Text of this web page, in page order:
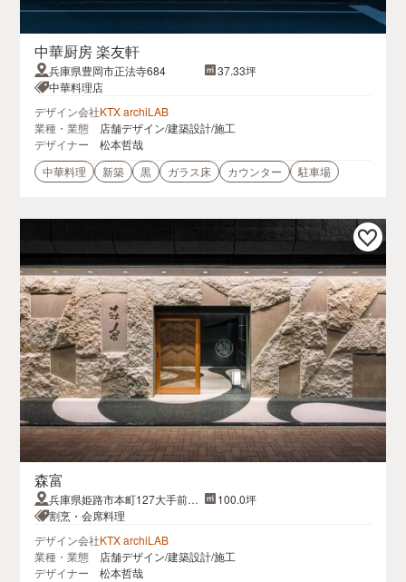
中華厨房 楽友軒
兵庫県豊岡市正法寺684
37.33坪
中華料理店
デザイン会社KTX archiLAB
業種・業態
店舗デザイン/建築設計/施工
デザイナー
松本哲哉
中華料理
新築 黒 ガラス床 カウンター 駐車場
森富
兵庫県姫路市本町127大手前ダ
イネンBLD.Ⅱ1･2Ｆ
100.0坪
割烹・会席料理
デザイン会社KTX archiLAB
業種・業態
店舗デザイン/建築設計/施工
デザイナー
松本哲哉